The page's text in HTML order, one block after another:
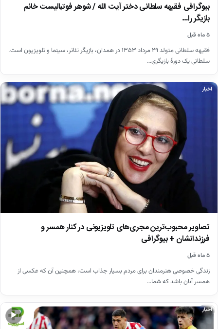
بیوگرافی فقیهه سلطانی دختر آیت الله / شوهر فوتبالیست خانم
بازیگر را…
۵ ماه قبل
فقیهه سلطانی متولد ۲۹ مرداد ۱۳۵۳ در همدان، بازیگر تئاتر، سینما و تلویزیون است.
سلطانی یک دورهٔ بازیگری…
اخبار
تصاویر محبوب‌ترین مجری‌های تلویزیونی در کنار همسر و
فرزندانشان + بیوگرافی
۵ ماه قبل
زندگی خصوصی هنرمندان برای مردم بسیار جذاب است، همچنین آن که عکسی از
همسر آنان باشد که شما…
▶
اخبار